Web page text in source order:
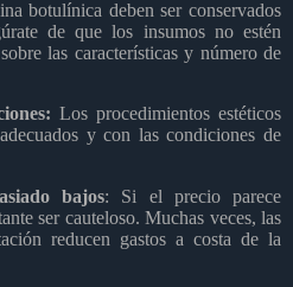
botulínica deben ser conservados
de que los insumos no estén
las características y número de
Los procedimientos estéticos
y con las condiciones de
bajos: Si el precio parece
ser cauteloso. Muchas veces, las
reducen gastos a costa de la